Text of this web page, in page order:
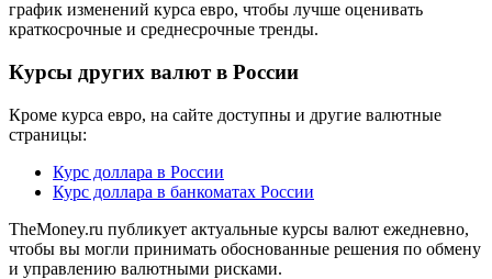
график изменений курса евро, чтобы лучше оценивать
краткосрочные и среднесрочные тренды.
Курсы других валют в России
Кроме курса евро, на сайте доступны и другие валютные
страницы:
Курс доллара в России
Курс доллара в банкоматах России
TheMoney.ru публикует актуальные курсы валют ежедневно,
чтобы вы могли принимать обоснованные решения по обмену
и управлению валютными рисками.